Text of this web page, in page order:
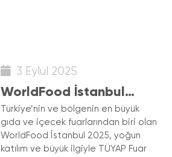
3 Eylül 2025
WorldFood İstanbul
2025 Tüm Hızıyla Devam
Ediyor!
Türkiye’nin ve bölgenin en büyük
gıda ve içecek fuarlarından biri olan
WorldFood İstanbul 2025, yoğun
katılım ve büyük ilgiyle TÜYAP Fuar